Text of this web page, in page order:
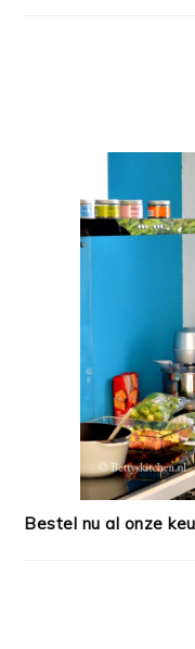
Bestel nu al onze